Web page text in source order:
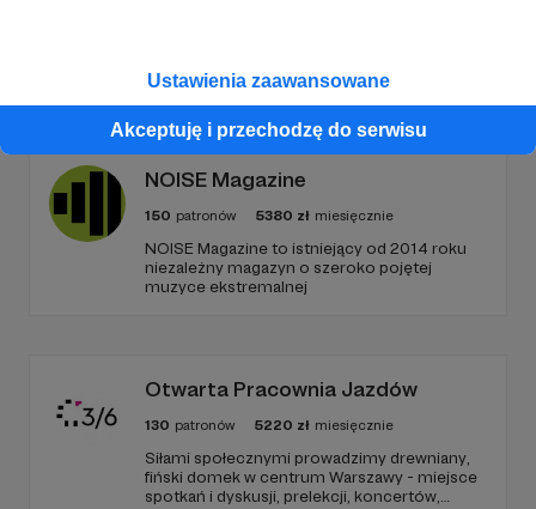
Ustawienia zaawansowane
Akceptuję i przechodzę do serwisu
Promowani autorzy
NOISE Magazine
150 patronów 5380 zł miesięcznie
NOISE Magazine to istniejący od 2014 roku
niezależny magazyn o szeroko pojętej
muzyce ekstremalnej
Otwarta Pracownia Jazdów
130 patronów 5220 zł miesięcznie
Siłami społecznymi prowadzimy drewniany,
fiński domek w centrum Warszawy - miejsce
spotkań i dyskusji, prelekcji, koncertów,